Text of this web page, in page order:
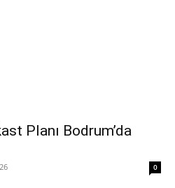
Planı Bodrum’da
0